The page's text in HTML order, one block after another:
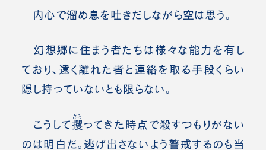
内心で溜め息を吐きだしながら空は思う。
幻想郷に住まう者たちは様々な能力を有し
ており、遠く離れた者と連絡を取る手段くらい
隠し持っていないとも限らない。
こうして 攫
さら
ってきた時点で殺すつもりがない
のは明白だ。逃げ出さないよう警戒するのも当